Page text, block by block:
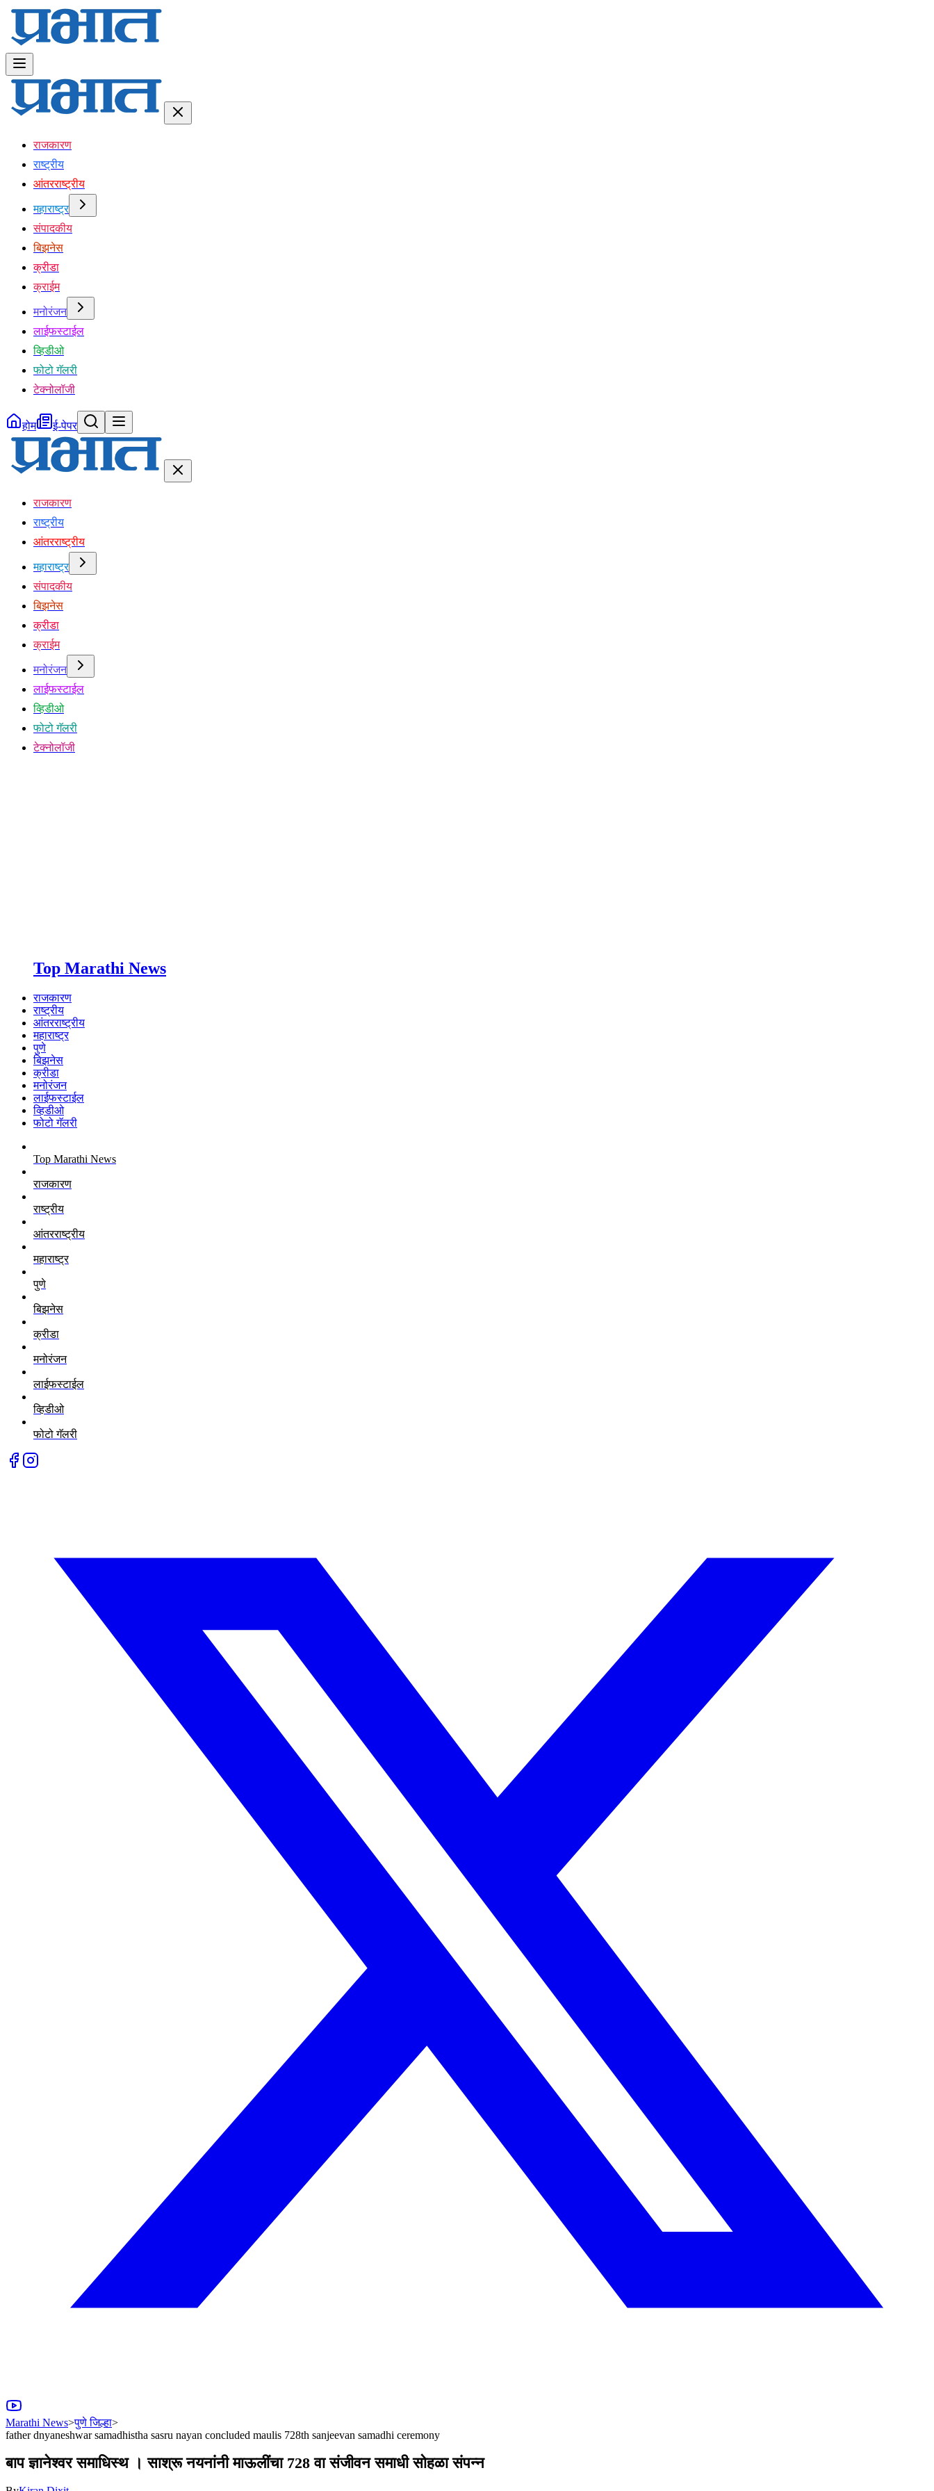
राजकारण
राष्ट्रीय
आंतरराष्ट्रीय
महाराष्ट्र
संपादकीय
बिझनेस
क्रीडा
क्राईम
मनोरंजन
लाईफस्टाईल
व्हिडीओ
फोटो गॅलरी
टेक्नोलॉजी
होम ई-पेपर
राजकारण
राष्ट्रीय
आंतरराष्ट्रीय
महाराष्ट्र
संपादकीय
बिझनेस
क्रीडा
क्राईम
मनोरंजन
लाईफस्टाईल
व्हिडीओ
फोटो गॅलरी
टेक्नोलॉजी
Top Marathi News
राजकारण
राष्ट्रीय
आंतरराष्ट्रीय
महाराष्ट्र
पुणे
बिझनेस
क्रीडा
मनोरंजन
लाईफस्टाईल
व्हिडीओ
फोटो गॅलरी
Top Marathi News
राजकारण
राष्ट्रीय
आंतरराष्ट्रीय
महाराष्ट्र
पुणे
बिझनेस
क्रीडा
मनोरंजन
लाईफस्टाईल
व्हिडीओ
फोटो गॅलरी
Marathi News>पुणे जिल्हा>
father dnyaneshwar samadhistha sasru nayan concluded maulis 728th sanjeevan samadhi ceremony
बाप ज्ञानेश्वर समाधिस्थ । साश्रू नयनांनी माऊलींचा 728 वा संजीवन समाधी सोहळा संपन्न